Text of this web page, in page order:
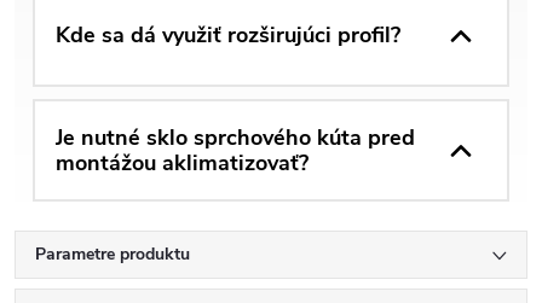
Kde sa dá využiť rozširujúci profil?
Je nutné sklo sprchového kúta pred
montážou aklimatizovať?
Parametre produktu